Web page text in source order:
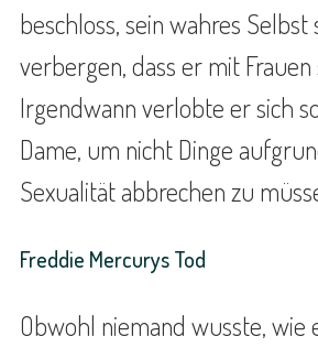
beschloss, sein wahres Selbst
verbergen, dass er mit Frauen
Irgendwann verlobte er sich
Dame, um nicht Dinge
Sexualität abbrechen zu
Freddie Mercurys Tod
Obwohl niemand wusste, wie